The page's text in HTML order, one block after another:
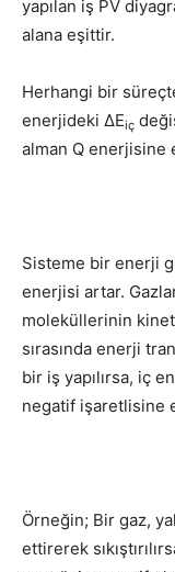
yapılan iş PV
alana eşittir.
Herhangi bir
enerjideki ΔEiç
alman Q enerjisine
Sisteme bir enerji
enerjisi artar.
moleküllerinin
sırasında enerji
bir iş yapılırsa, iç
negatif işaretlisine
Örneğin; Bir gaz,
ettirerek